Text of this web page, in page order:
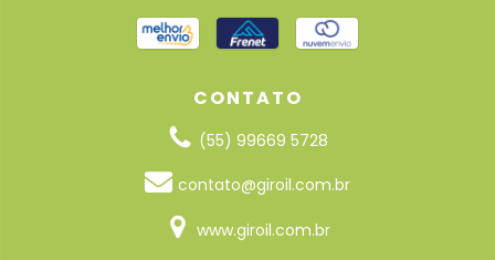
CONTATO
(55) 99669 5728
contato@giroil.com.br
www.giroil.com.br